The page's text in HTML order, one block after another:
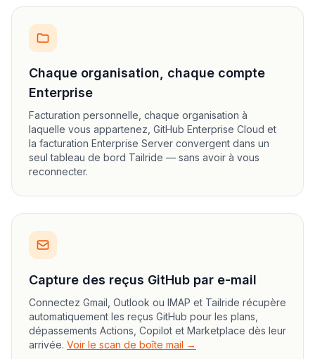
Chaque organisation, chaque compte
Enterprise
Facturation personnelle, chaque organisation à
laquelle vous appartenez, GitHub Enterprise Cloud et
la facturation Enterprise Server convergent dans un
seul tableau de bord Tailride — sans avoir à vous
reconnecter.
Capture des reçus GitHub par e-mail
Connectez Gmail, Outlook ou IMAP et Tailride récupère
automatiquement les reçus GitHub pour les plans,
dépassements Actions, Copilot et Marketplace dès leur
arrivée. Voir le scan de boîte mail →